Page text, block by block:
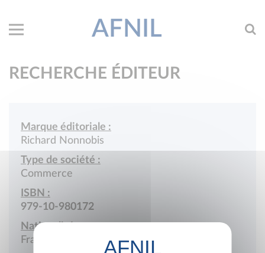
AFNIL
RECHERCHE ÉDITEUR
Marque éditoriale :
Richard Nonnobis
Type de société :
Commerce
ISBN :
979-10-980172
Nationalité :
France